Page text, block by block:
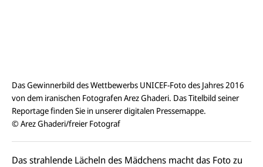
Das Gewinnerbild des Wettbewerbs UNICEF-Foto des Jahres 2016
von dem iranischen Fotografen Arez Ghaderi. Das Titelbild seiner
Reportage finden Sie in unserer digitalen Pressemappe.
© Arez Ghaderi/freier Fotograf
Das strahlende Lächeln des Mädchens macht das Foto zu